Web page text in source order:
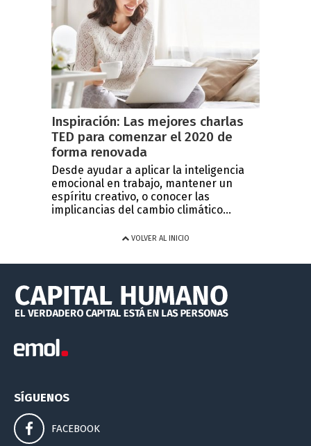
Inspiración: Las mejores charlas
TED para comenzar el 2020 de
forma renovada
Desde ayudar a aplicar la inteligencia
emocional en trabajo, mantener un
espíritu creativo, o conocer las
implicancias del cambio climático...
VOLVER AL INICIO
SÍGUENOS
FACEBOOK